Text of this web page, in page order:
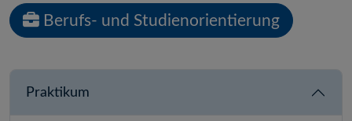
Berufs- und Studienorientierung
Praktikum